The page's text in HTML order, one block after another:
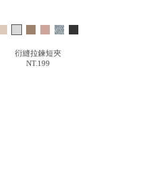
衍縫拉鍊短夾
NT.199